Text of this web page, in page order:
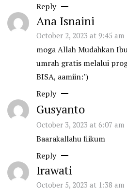
Reply
Ana Isnaini
October 2, 2023 at 9:45 am
moga Allah Mudahkan
umrah gratis melalui
BISA, aamiin:’)
Reply
Gusyanto
October 3, 2023 at 6:07 am
Baarakallahu fiikum
Reply
Irawati
October 5, 2023 at 1:38 am